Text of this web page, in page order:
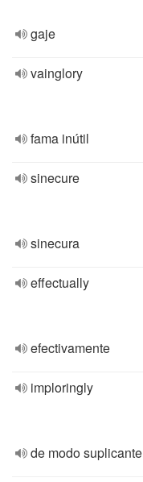
gaje
vainglory
fama inútil
sinecure
sinecura
effectually
efectivamente
imploringly
de modo suplicante